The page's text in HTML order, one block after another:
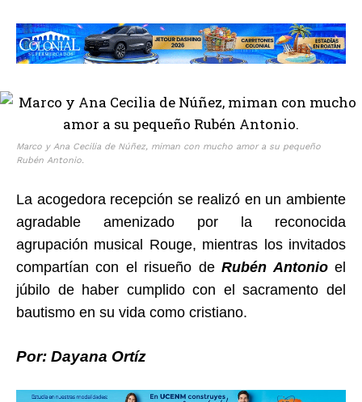
Marco y Ana Cecilia de Núñez, miman con mucho amor a su pequeño
Rubén Antonio.
La acogedora recepción se realizó en un ambiente
agradable amenizado por la reconocida
agrupación musical Rouge, mientras los invitados
compartían con el risueño deRubén Antonioel
júbilo de haber cumplido con el sacramento del
bautismo en su vida como cristiano.
Por: Dayana Ortíz